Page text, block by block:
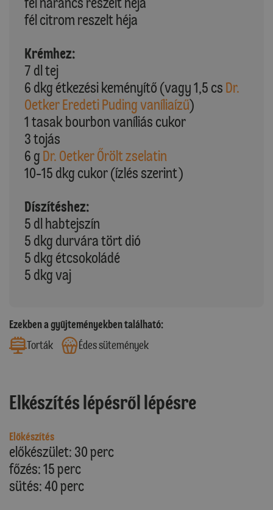
fél citrom reszelt héja
Krémhez:
7 dl tej
6 dkg étkezési keményítő (vagy 1,5 cs Dr.
Oetker Eredeti Puding vaníliaízű)
1 tasak bourbon vaníliás cukor
3 tojás
6 g Dr. Oetker Őrölt zselatin
10-15 dkg cukor (ízlés szerint)
Díszítéshez:
5 dl habtejszín
5 dkg durvára tört dió
5 dkg étcsokoládé
5 dkg vaj
Ezekben a gyűjteményekben található:
Torták
Édes sütemények
Elkészítés lépésről lépésre
Előkészítés
előkészület: 30 perc
főzés: 15 perc
sütés: 40 perc